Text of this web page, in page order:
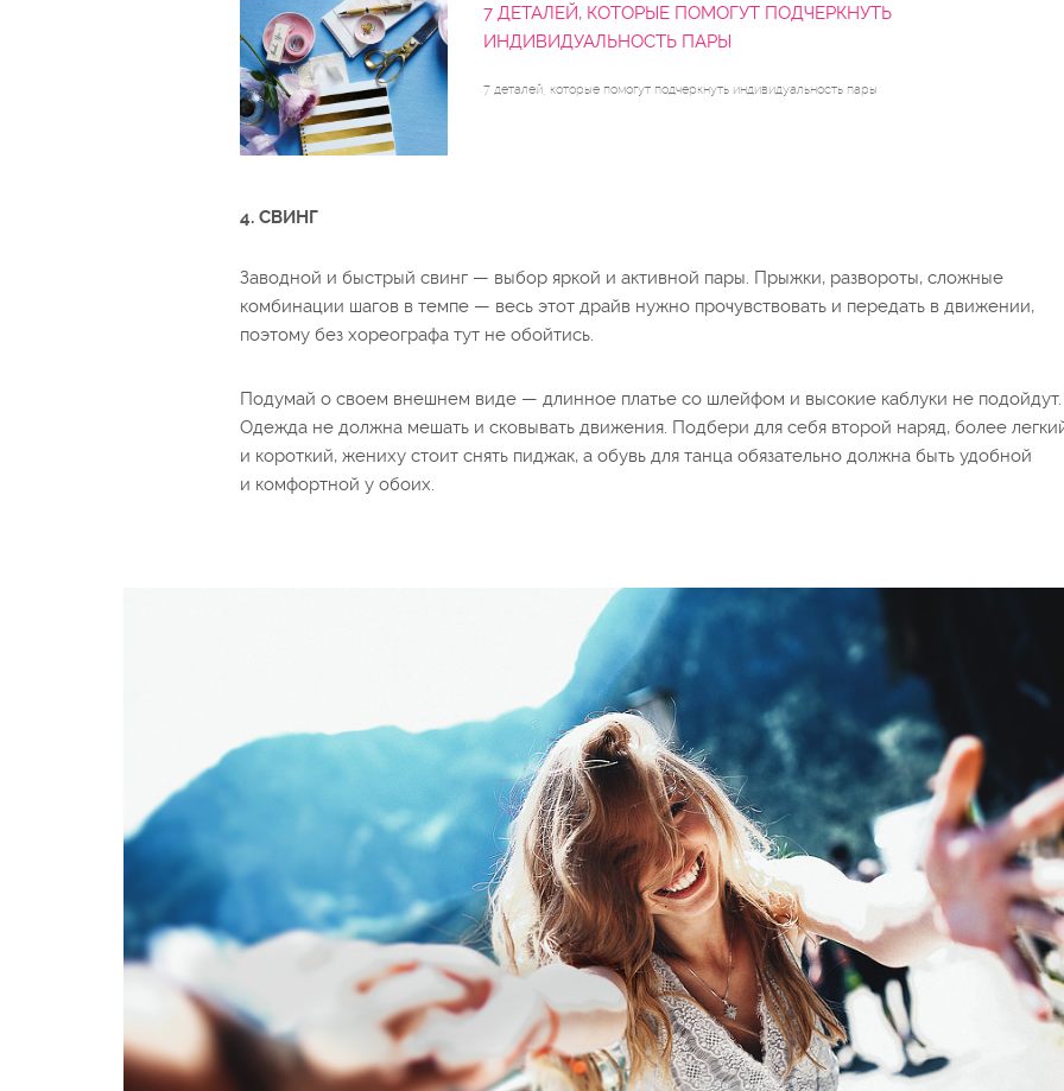
7 ДЕТАЛЕЙ, КОТОРЫЕ ПОМОГУТ ПОДЧЕРКНУТЬ
ИНДИВИДУАЛЬНОСТЬ ПАРЫ
7 деталей, которые помогут подчеркнуть индивидуальность пары
4. СВИНГ
Заводной и быстрый свинг — выбор яркой и активной пары. Прыжки, развороты, сложные
комбинации шагов в темпе — весь этот драйв нужно прочувствовать и передать в движении,
поэтому без хореографа тут не обойтись.
Подумай о своем внешнем виде — длинное платье со шлейфом и высокие каблуки не подойдут.
Одежда не должна мешать и сковывать движения. Подбери для себя второй наряд, более
и короткий, жениху стоит снять пиджак, а обувь для танца обязательно должна быть удобной
и комфортной у обоих.